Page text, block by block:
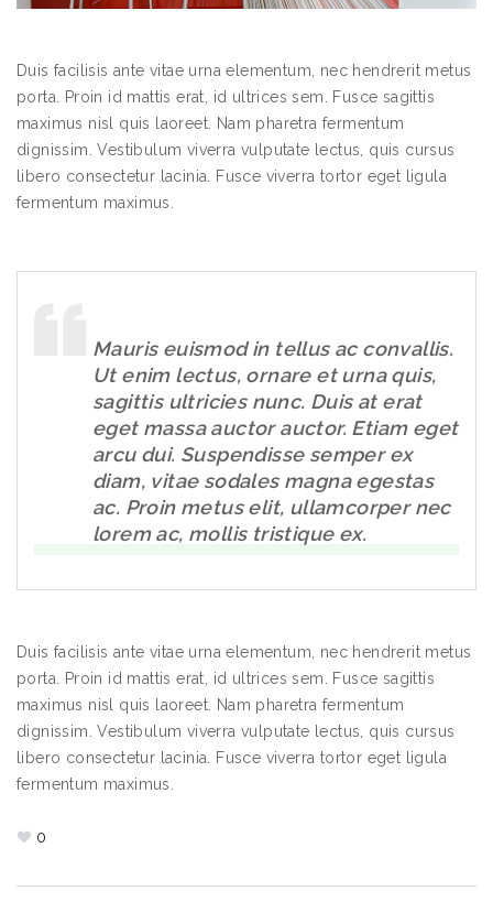
Duis facilisis ante vitae urna elementum, nec hendrerit metus
porta. Proin id mattis erat, id ultrices sem. Fusce sagittis
maximus nisl quis laoreet. Nam pharetra fermentum
dignissim. Vestibulum viverra vulputate lectus, quis cursus
libero consectetur lacinia. Fusce viverra tortor eget ligula
fermentum maximus.
Mauris euismod in tellus ac convallis.
Ut enim lectus, ornare et urna quis,
sagittis ultricies nunc. Duis at erat
eget massa auctor auctor. Etiam eget
arcu dui. Suspendisse semper ex
diam, vitae sodales magna egestas
ac. Proin metus elit, ullamcorper nec
lorem ac, mollis tristique ex.
Duis facilisis ante vitae urna elementum, nec hendrerit metus
porta. Proin id mattis erat, id ultrices sem. Fusce sagittis
maximus nisl quis laoreet. Nam pharetra fermentum
dignissim. Vestibulum viverra vulputate lectus, quis cursus
libero consectetur lacinia. Fusce viverra tortor eget ligula
fermentum maximus.
0